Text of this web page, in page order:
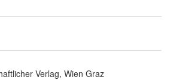
Verlag, Wien Graz